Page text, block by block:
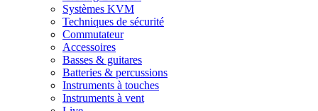
Systèmes KVM
Techniques de sécurité
Commutateur
Accessoires
Basses & guitares
Batteries & percussions
Instruments à touches
Instruments à vent